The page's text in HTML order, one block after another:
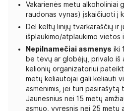
Vakarienės metu alkoholiniai
raudonas vynas) įskaičiuoti į
Dėl keltų linijų tvarkaraščių ir
išplaukimo/atplaukimo vietos
Nepilnamečiai asmenys iki
be tėvų ar globėjų, privalo iš
kelionių organizatoriui
metų keliautojai gali keliauti
asmenimis, jei turi pasirašytą
Jaunesnius nei 15 metų
asmuo, vyresnis nei 25 metų